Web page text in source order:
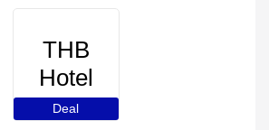
THB
Hotel
Deal